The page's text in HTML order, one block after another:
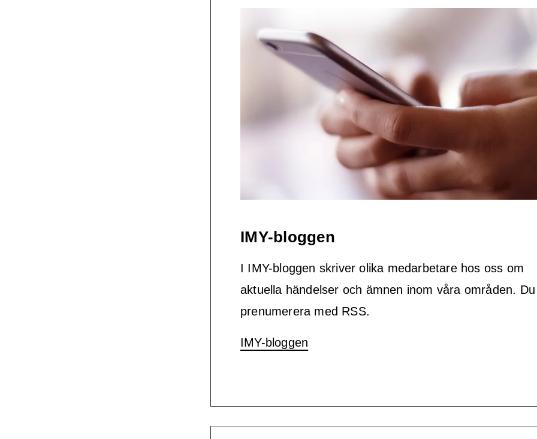
IMY-bloggen
I IMY-bloggen skriver olika medarbetare hos oss om
aktuella händelser och ämnen inom våra områden.
prenumerera med RSS.
IMY-bloggen